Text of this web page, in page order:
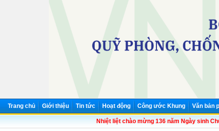
Trang chủ Giới thiệu Tin tức Hoạt động Công ước Khung Văn bản
Nhiệt liệt chào mừng 136 năm Ngày sinh